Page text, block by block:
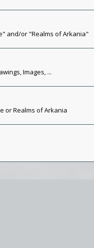
and/or "Realms of Arkania"
Images, ...
or Realms of Arkania